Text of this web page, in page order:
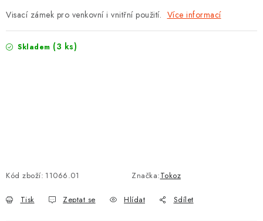
NAŠE VÝHODY
REFERENCE
POŠTOVNÍ SCHRÁNKY
Visací zámek pro venkovní i vnitřní použití. Více informací
Skladem (3 ks)
Kód zboží: 11066.01 Značka:Tokoz
Tisk Zeptat se Hlídat Sdílet